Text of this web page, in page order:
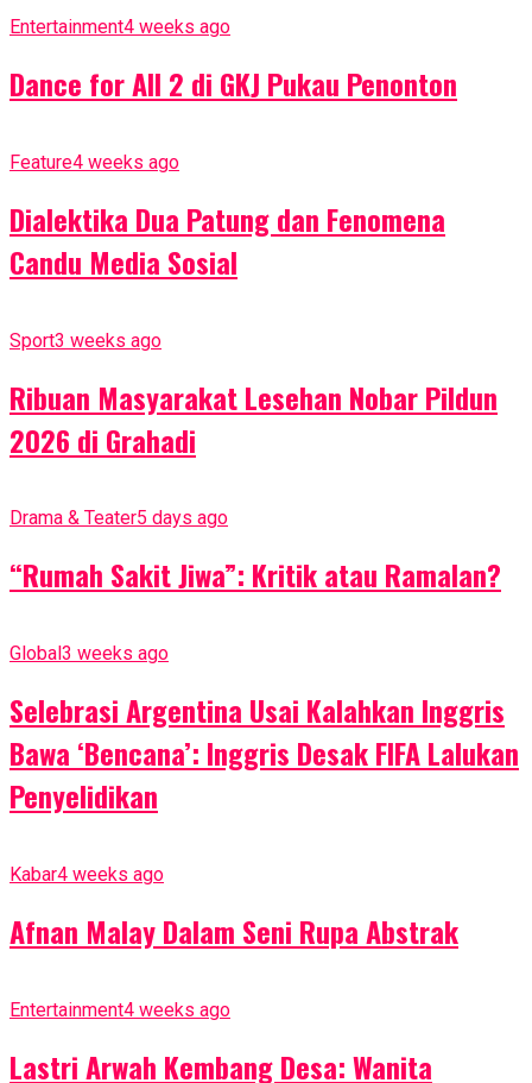
Entertainment4 weeks ago
Dance for All 2 di GKJ Pukau Penonton
Feature4 weeks ago
Dialektika Dua Patung dan Fenomena
Candu Media Sosial
Sport3 weeks ago
Ribuan Masyarakat Lesehan Nobar Pildun
2026 di Grahadi
Drama & Teater5 days ago
“Rumah Sakit Jiwa”: Kritik atau Ramalan?
Global 3 weeks ago
Selebrasi Argentina Usai Kalahkan Inggris
Bawa ‘Bencana’: Inggris Desak FIFA Lalukan
Penyelidikan
Kabar4 weeks ago
Afnan Malay Dalam Seni Rupa Abstrak
Entertainment4 weeks ago
Lastri Arwah Kembang Desa: Wanita